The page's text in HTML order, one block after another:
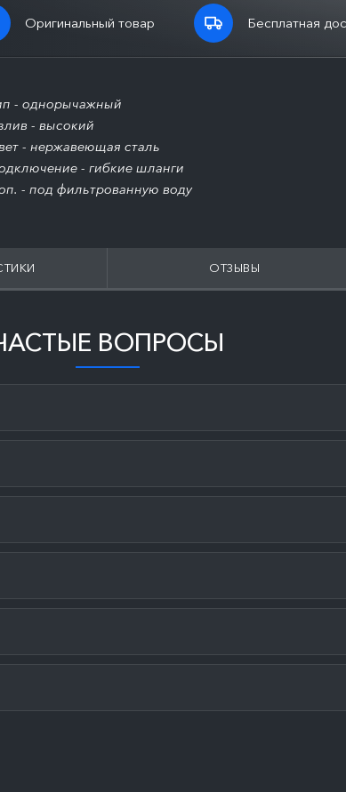
Оригинальный товар Бесплатная
- однорычажный
- высокий
- нержавеющая сталь
- гибкие шланги
- под фильтрованную воду
ОТЗЫВЫ
ВОПРОСЫ